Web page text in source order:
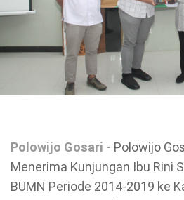
Polowijo Gosari - Polowijo
Menerima Kunjungan Ibu Rini
BUMN Periode 2014-2019 ke